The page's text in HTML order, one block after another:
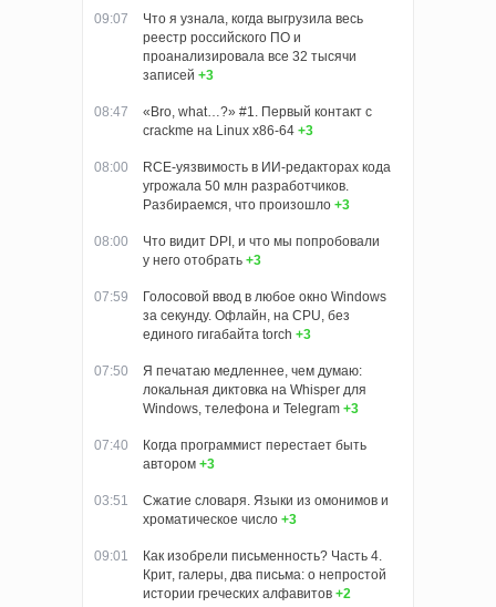
09:07
Что я узнала, когда выгрузила весь
реестр российского ПО и
проанализировала все 32 тысячи
записей +3
08:47
«Bro, what…?» #1. Первый контакт с
crackme на Linux x86-64 +3
08:00
RCE-уязвимость в ИИ-редакторах кода
угрожала 50 млн разработчиков.
Разбираемся, что произошло +3
08:00
Что видит DPI, и что мы попробовали
у него отобрать +3
07:59
Голосовой ввод в любое окно Windows
за секунду. Офлайн, на CPU, без
единого гигабайта torch +3
07:50
Я печатаю медленнее, чем думаю:
локальная диктовка на Whisper для
Windows, телефона и Telegram +3
07:40
Когда программист перестает быть
автором +3
03:51
Сжатие словаря. Языки из омонимов и
хроматическое число +3
09:01
Как изобрели письменность? Часть 4.
Крит, галеры, два письма: о непростой
истории греческих алфавитов +2